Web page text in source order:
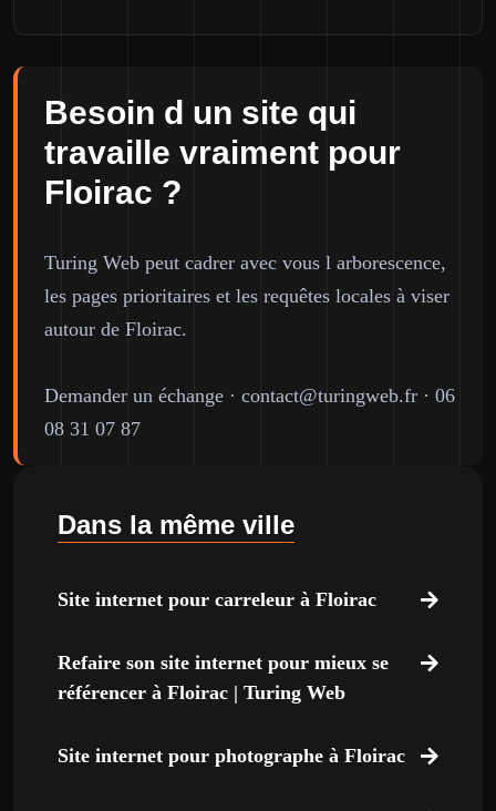
Besoin d un site qui
travaille vraiment pour
Floirac ?
Turing Web peut cadrer avec vous l arborescence,
les pages prioritaires et les requêtes locales à viser
autour de Floirac.
Demander un échange · contact@turingweb.fr · 06
08 31 07 87
Dans la même ville
Site internet pour carreleur à Floirac
Refaire son site internet pour mieux se
référencer à Floirac | Turing Web
Site internet pour photographe à Floirac